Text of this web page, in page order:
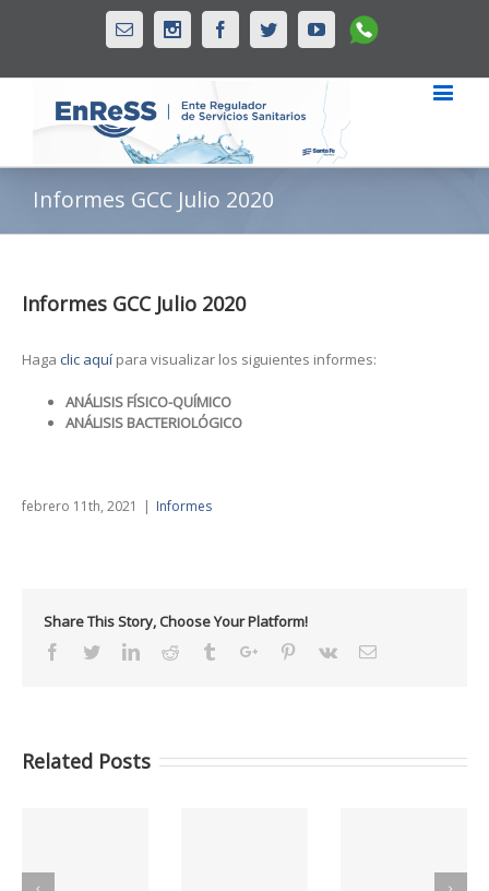
Email InstagramFacebookTwitterYoutubeWhatsapp
Informes GCC Julio 2020
Informes GCC Julio 2020
Haga clic aquí para visualizar los siguientes informes:
ANÁLISIS FÍSICO-QUÍMICO
ANÁLISIS BACTERIOLÓGICO
febrero 11th, 2021 | Informes
Share This Story, Choose Your Platform!
Facebook
TwitterLinkedinReddit TumblrGoogle+Pinterest
Vk Email
Related Posts